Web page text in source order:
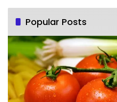
Popular Posts